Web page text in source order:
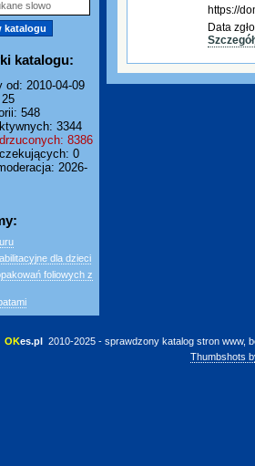
katalogu:
od: 2010-04-09
548
3344
8386
0
2026-
dla dzieci
foliowych z
https://
Data
OKes.pl 2010-2025 - sprawdzony katalog stron www,
Thumbshots